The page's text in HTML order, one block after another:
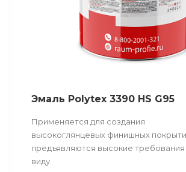
Эмаль Polytex 3390 HS G95
Применяется для создания
высокоглянцевых финишных
предъявляются высокие
виду.